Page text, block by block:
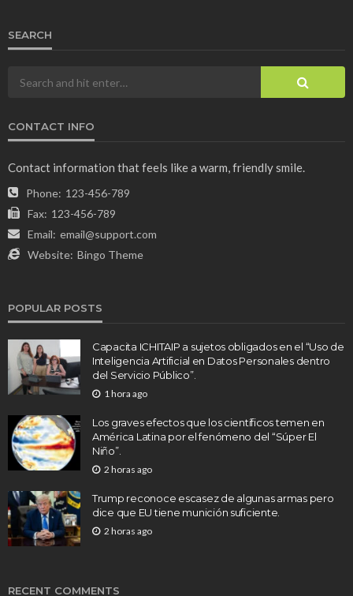
SEARCH
CONTACT INFO
Contact information that feels like a warm, friendly smile.
Phone: 123-456-789
Fax: 123-456-789
Email: email@support.com
Website: Bingo Theme
POPULAR POSTS
Capacita ICHITAIP a sujetos obligados en el “Uso de
Inteligencia Artificial en Datos Personales dentro
del Servicio Público”.
1 hora ago
Los graves efectos que los científicos temen en
América Latina por el fenómeno del “Súper El
Niño”.
2 horas ago
Trump reconoce escasez de algunas armas pero
dice que EU tiene munición suficiente.
2 horas ago
RECENT COMMENTS